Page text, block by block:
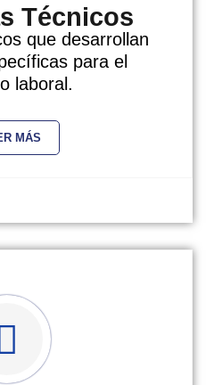
Técnicos
que desarrollan
para el
laboral.
MÁS